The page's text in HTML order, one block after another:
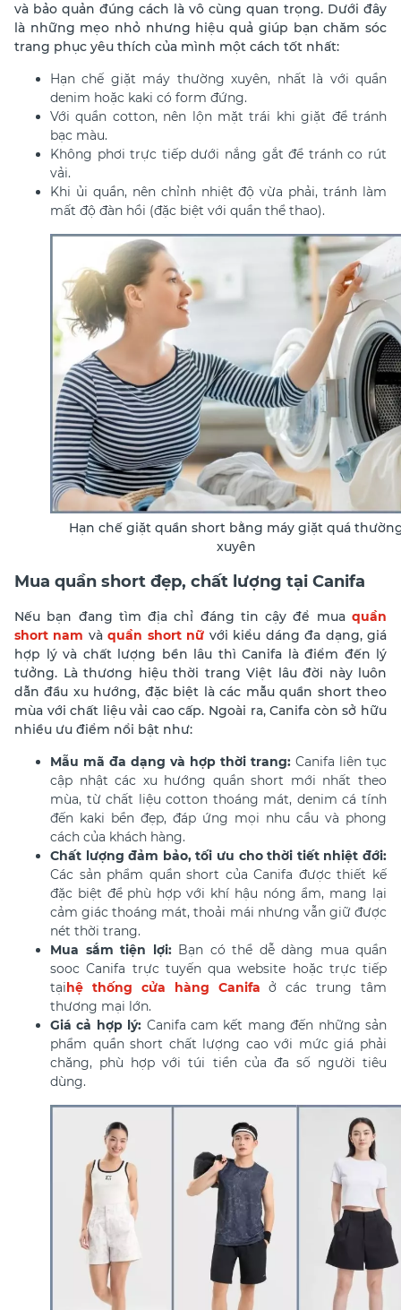
và bảo quản đúng cách là vô cùng quan trọng. Dưới đây
là những mẹo nhỏ nhưng hiệu quả giúp bạn chăm sóc
trang phục yêu thích của mình một cách tốt nhất:
Hạn chế giặt máy thường xuyên, nhất là với quần
denim hoặc kaki có form đứng.
Với quần cotton, nên lộn mặt trái khi giặt để tránh
bạc màu.
Không phơi trực tiếp dưới nắng gắt để tránh co rút
vải.
Khi ủi quần, nên chỉnh nhiệt độ vừa phải, tránh làm
mất độ đàn hồi (đặc biệt với quần thể thao).
Hạn chế giặt quần short bằng máy giặt quá
xuyên
Mua quần short đẹp, chất lượng tại Canifa
Nếu bạn đang tìm địa chỉ đáng tin cậy để mua quần
short nam vàquần short nữ với kiểu dáng đa dạng, giá
hợp lý và chất lượng bền lâu thì Canifa là điểm đến lý
tưởng. Là thương hiệu thời trang Việt lâu đời này luôn
dẫn đầu xu hướng, đặc biệt là các mẫu quần short theo
mùa với chất liệu vải cao cấp. Ngoài ra, Canifa còn sở hữu
nhiều ưu điểm nổi bật như:
Mẫu mã đa dạng và hợp thời trang: Canifa liên tục
cập nhật các xu hướng quần short mới nhất theo
mùa, từ chất liệu cotton thoáng mát, denim cá tính
đến kaki bền đẹp, đáp ứng mọi nhu cầu và phong
cách của khách hàng.
Chất lượng đảm bảo, tối ưu cho thời tiết nhiệt đới:
Các sản phẩm quần short của Canifa được thiết kế
đặc biệt để phù hợp với khí hậu nóng ẩm, mang lại
cảm giác thoáng mát, thoải mái nhưng vẫn giữ được
nét thời trang.
Mua sắm tiện lợi:Bạn có thể dễ dàng mua quần
sooc Canifa trực tuyến qua website hoặc trực tiếp
tạihệ thống cửa hàng Canifa ở các trung tâm
thương mại lớn.
Giá cả hợp lý: Canifa cam kết mang đến những sản
phẩm quần short chất lượng cao với mức giá phải
chăng, phù hợp với túi tiền của đa số người tiêu
dùng.